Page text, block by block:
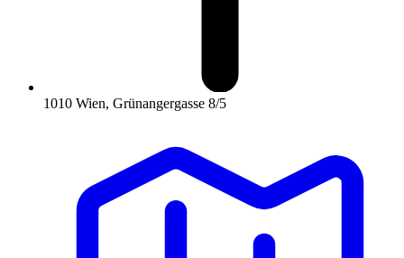
1010 Wien, Grünangergasse 8/5